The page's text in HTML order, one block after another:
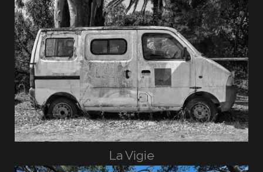
La Vigie